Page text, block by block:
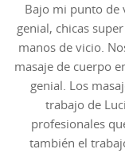
Bajo mi punto de
genial, chicas
manos de vicio.
masaje de cuerpo
genial. Los
trabajo de
profesionales
también el